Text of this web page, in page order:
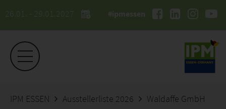
26.01. - 29.01.2027 #ipmessen
IPM ESSEN Ausstellerliste 2026 Waldaffe GmbH